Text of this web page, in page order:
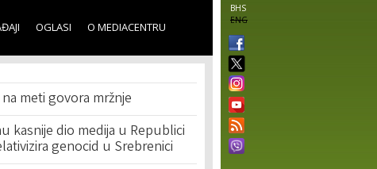
BHS
ENG
OGLASI O MEDIACENTRU
meti govora mržnje
kasnije dio medija u Republici
genocid u Srebrenici